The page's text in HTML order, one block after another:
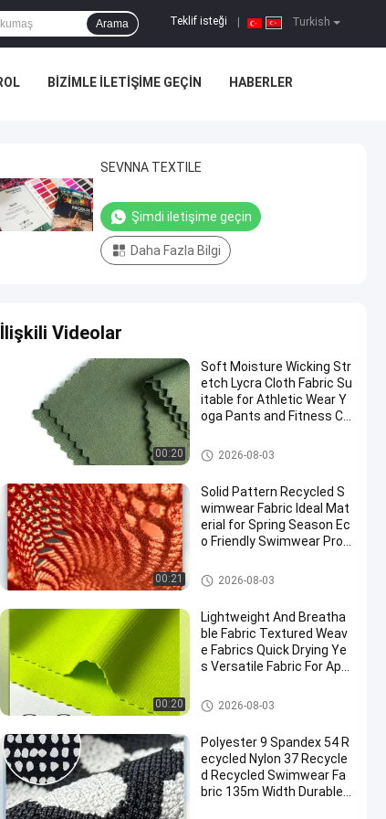
Turkish
Teklif isteği
Arama
BIZIMLE ILETIŞIME GEÇIN HABERLER
SEVNNA TEXTILE
Şimdi iletişime geçin
Daha Fazla Bilgi
İlişkili Videolar
00:20
Soft Moisture Wicking Str
etch Lycra Cloth Fabric Su
itable for Athletic Wear Y
oga Pants and Fitness Cl
Esnek Likra Kumaşlar
2026-08-03
00:21
Solid Pattern Recycled S
wimwear Fabric Ideal Mat
erial for Spring Season Ec
o Friendly Swimwear Prod
Geri dönüşümlü mayo kumaş
2026-08-03
00:20
Lightweight And Breatha
ble Fabric Textured Weav
e Fabrics Quick Drying Ye
s Versatile Fabric For App
oor
Koşu Kumaşları
2026-08-03
Polyester 9 Spandex 54 R
ecycled Nylon 37 Recycle
d Recycled Swimwear Fa
bric 135m Width Durable